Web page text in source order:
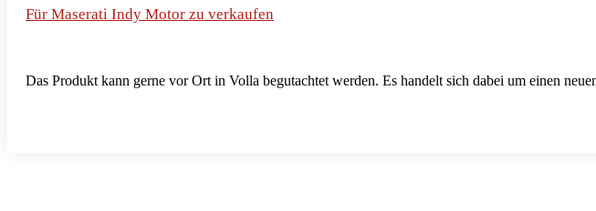
Für Maserati Indy Motor zu verkaufen
Das Produkt kann gerne vor Ort in Volla begutachtet werden. Es handelt sich dabei um einen